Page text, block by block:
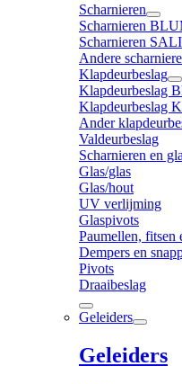
Scharnieren
Scharnieren
Scharnieren
Andere
Klapdeurbeslag
Klapdeurbeslag
Klapdeurbeslag
Ander
Valdeurbeslag
Scharnieren en
Glas/glas
Glas/hout
UV verlijming
Glaspivots
Paumellen, fitsen
Dempers en
Pivots
Draaibeslag
Geleiders
Geleiders